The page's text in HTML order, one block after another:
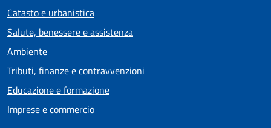
Catasto e urbanistica
Salute, benessere e assistenza
Ambiente
Tributi, finanze e contravvenzioni
Educazione e formazione
Imprese e commercio